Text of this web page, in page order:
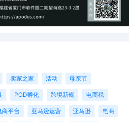
卖家之家 活动 母亲节
POD孵化 跨境新规 电商税
商平台 亚马逊运营 亚马逊 电商